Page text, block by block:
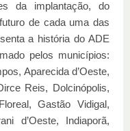
da implantação, do
de cada uma das
a história do ADE
pelos municípios:
Aparecida d’Oeste,
Reis, Dolcinópolis,
Gastão Vidigal,
d’Oeste, Indiaporã,